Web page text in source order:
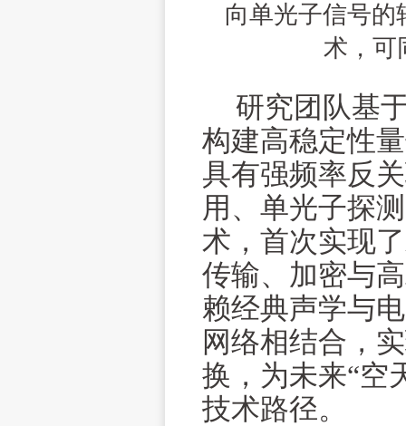
向单光子信号的
术，可
研究团队基
构建高稳定性
具有强频率反
用、单光子探
术，首次实现
传输、加密与
赖经典声学与
网络相结合，
换，为未来“空
技术路径。